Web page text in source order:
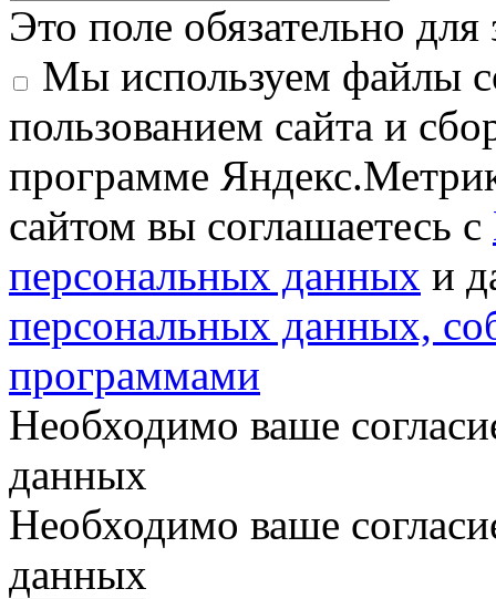
Это поле обязательно для
Мы используем файлы
пользованием сайта и
программе
сайтом вы соглашаетесь с
персональных данных и
персональных данных,
программами
Необходимо ваше
данных
Необходимо ваше
данных